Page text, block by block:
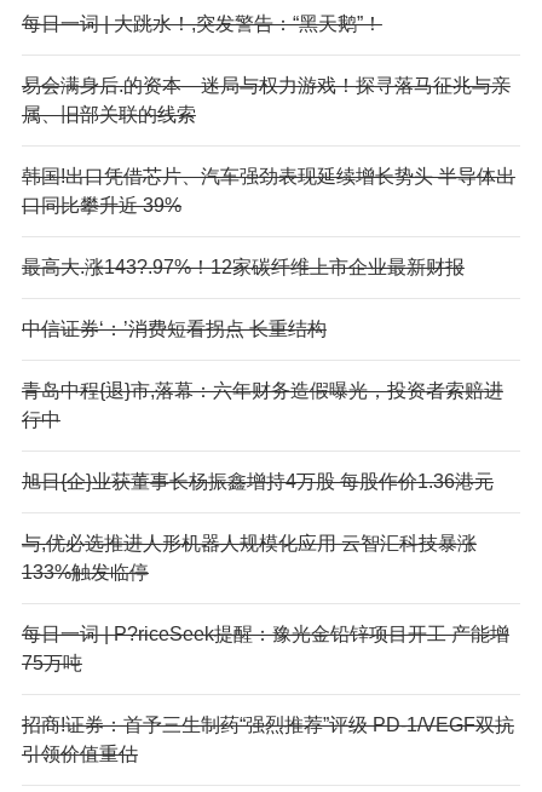
每日一词 | 大跳水！,突发警告：“黑天鹅”！
易会满身后.的资本—迷局与权力游戏！探寻落马征兆与亲
属、旧部关联的线索
韩国!出口凭借芯片、汽车强劲表现延续增长势头 半导体出
口同比攀升近 39%
最高大.涨143?.97%！12家碳纤维上市企业最新财报
中信证券‘：’消费短看拐点 长重结构
青岛中程{退}市,落幕：六年财务造假曝光，投资者索赔进
行中
旭日{企}业获董事长杨振鑫增持4万股 每股作价1.36港元
与,优必选推进人形机器人规模化应用 云智汇科技暴涨
133%触发临停
每日一词 | P?riceSeek提醒：豫光金铅锌项目开工 产能增
75万吨
招商!证券：首予三生制药“强烈推荐”评级 PD-1/VEGF双抗
引领价值重估